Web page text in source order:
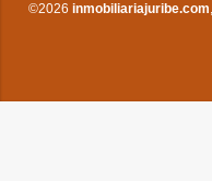
©2026 inmobiliariajuribe.com